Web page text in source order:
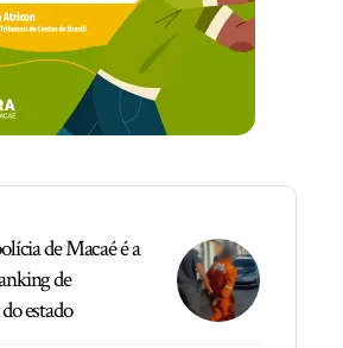
de Macaé é a
de
estado